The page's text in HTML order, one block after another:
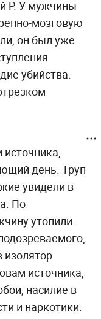
Р. У мужчины
мозговую
он был уже
убийства.
день. Труп
увидели в
По
утопили.
источника,
насилие в
и наркотики.